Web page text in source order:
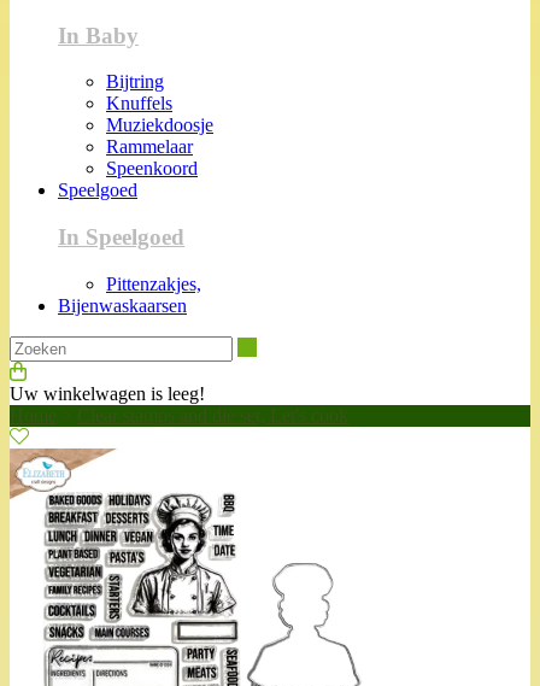
In Baby
Bijtring
Knuffels
Muziekdoosje
Rammelaar
Speenkoord
Speelgoed
In Speelgoed
Pittenzakjes,
Bijenwaskaarsen
Uw winkelwagen is leeg!
Home
Clear stamps and die set, Let's cook